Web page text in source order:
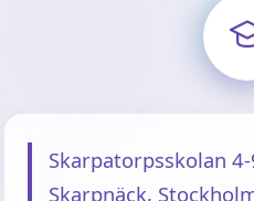
Skarpatorpsskolan
Skarpnäck,